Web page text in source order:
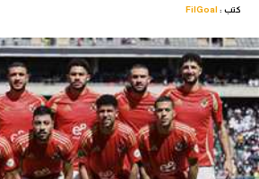
مباريات
ميركاتو
فانتازي في الجول
مسابقة التوقعات
كتب : FilGoal